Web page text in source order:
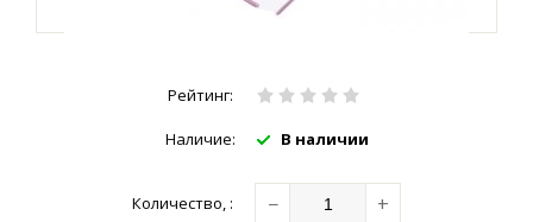
Рейтинг:
Наличие: В наличии
Количество, : − +